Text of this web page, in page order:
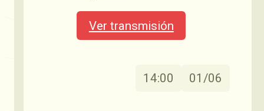
Ver transmisión
14:00 01/06